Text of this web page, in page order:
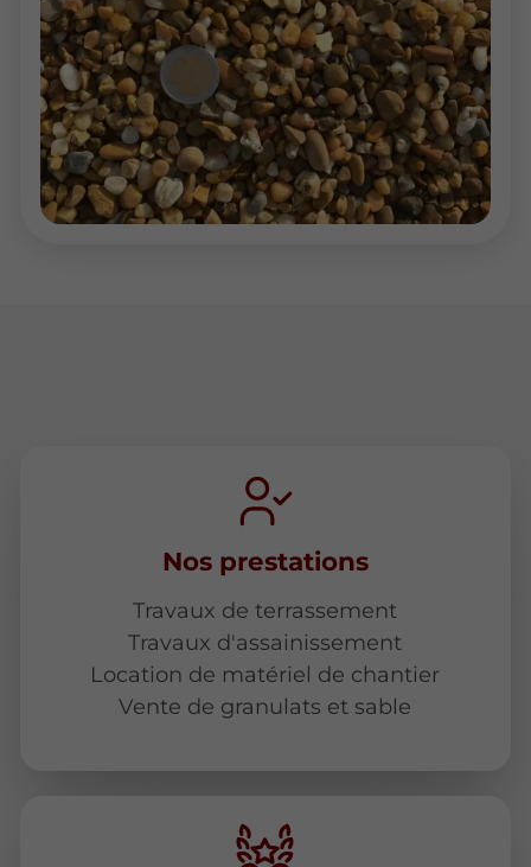
Nos prestations
Travaux de terrassement
Travaux d'assainissement
Location de matériel de chantier
Vente de granulats et sable